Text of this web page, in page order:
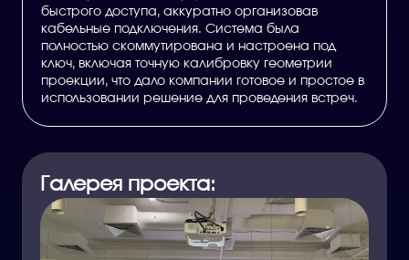
быстрого доступа, аккуратно организовав
кабельные подключения. Система была
полностью скоммутирована и настроена под
ключ, включая точную калибровку геометрии
проекции, что дало компании готовое и простое в
использовании решение для проведения встреч.
Галерея проекта: